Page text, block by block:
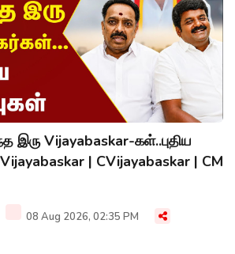
Vijayabaskar-கள்..புதிய
| CVijayabaskar | CM
08 Aug 2026, 02:35 PM